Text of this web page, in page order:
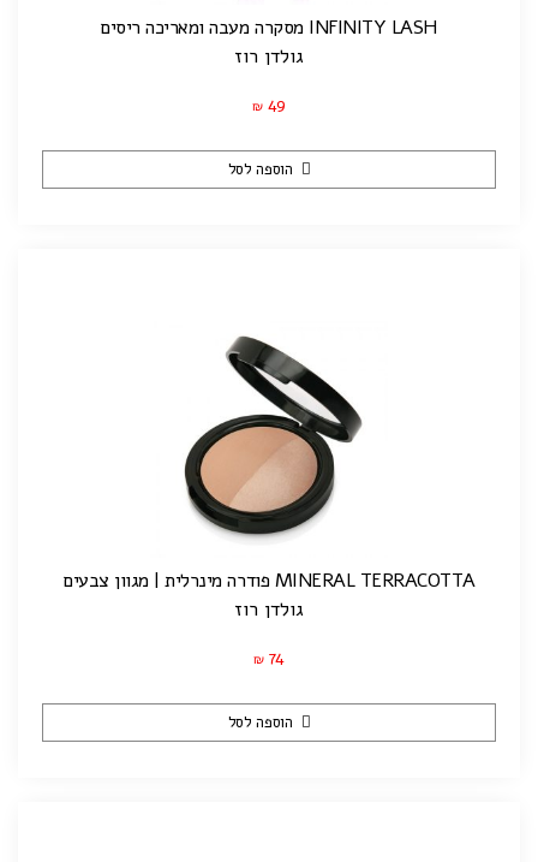
INFINITY LASH מסקרה מעבה ומאריכה ריסים
גולדן רוז
₪ 49
הוספה לסל
MINERAL TERRACOTTA פודרה מינרלית | מגוון צבעים
גולדן רוז
₪ 74
הוספה לסל